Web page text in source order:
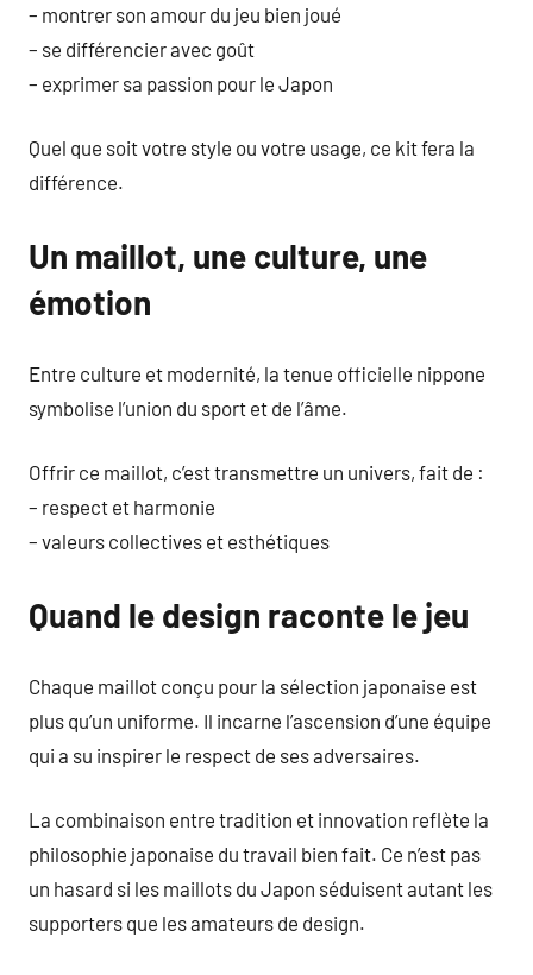
– montrer son amour du jeu bien joué
– se différencier avec goût
– exprimer sa passion pour le Japon
Quel que soit votre style ou votre usage, ce kit fera la
différence.
Un maillot, une culture, une
émotion
Entre culture et modernité, la tenue officielle nippone
symbolise l’union du sport et de l’âme.
Offrir ce maillot, c’est transmettre un univers, fait de :
– respect et harmonie
– valeurs collectives et esthétiques
Quand le design raconte le jeu
Chaque maillot conçu pour la sélection japonaise est
plus qu’un uniforme. Il incarne l’ascension d’une équipe
qui a su inspirer le respect de ses adversaires.
La combinaison entre tradition et innovation reflète la
philosophie japonaise du travail bien fait. Ce n’est pas
un hasard si les maillots du Japon séduisent autant les
supporters que les amateurs de design.